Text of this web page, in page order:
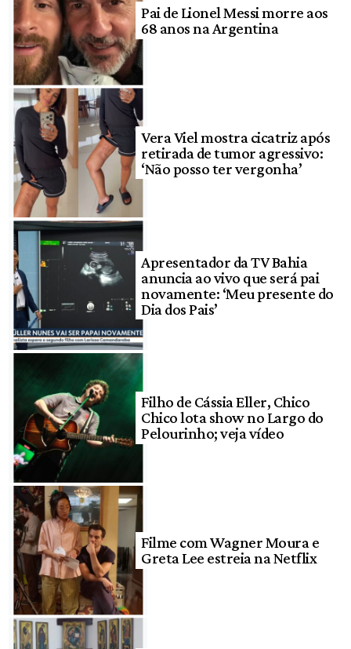
Pai de Lionel Messi morre aos
68 anos na Argentina
Vera Viel mostra cicatriz após
retirada de tumor agressivo:
‘Não posso ter vergonha’
Apresentador da TV Bahia
anuncia ao vivo que será pai
novamente: ‘Meu presente do
Dia dos Pais’
Filho de Cássia Eller, Chico
Chico lota show no Largo do
Pelourinho; veja vídeo
Filme com Wagner Moura e
Greta Lee estreia na Netflix